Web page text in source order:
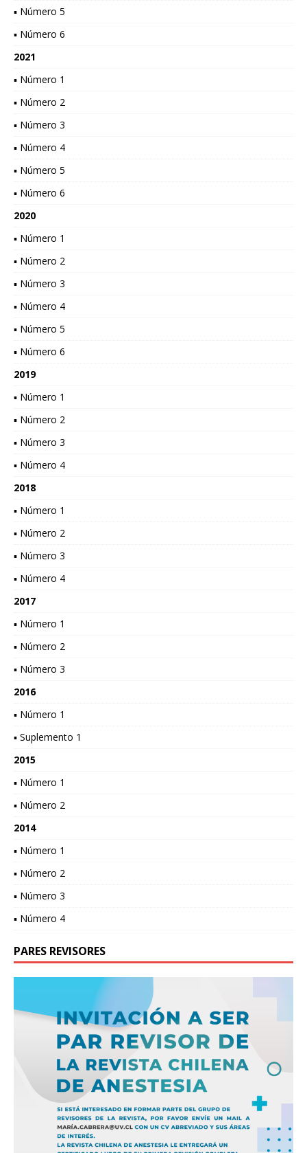
▪ Número 5
▪ Número 6
2021
▪ Número 1
▪ Número 2
▪ Número 3
▪ Número 4
▪ Número 5
▪ Número 6
2020
▪ Número 1
▪ Número 2
▪ Número 3
▪ Número 4
▪ Número 5
▪ Número 6
2019
▪ Número 1
▪ Número 2
▪ Número 3
▪ Número 4
2018
▪ Número 1
▪ Número 2
▪ Número 3
▪ Número 4
2017
▪ Número 1
▪ Número 2
▪ Número 3
2016
▪ Número 1
▪ Suplemento 1
2015
▪ Número 1
▪ Número 2
2014
▪ Número 1
▪ Número 2
▪ Número 3
▪ Número 4
PARES REVISORES